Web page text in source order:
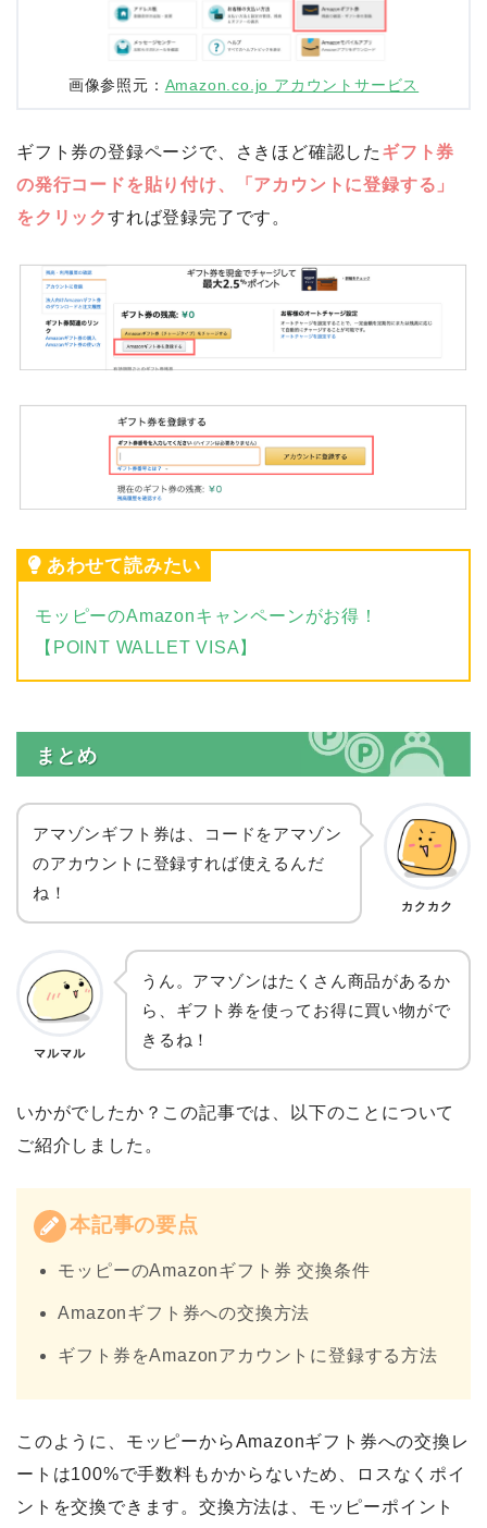
画像参照元： Amazon.co.jo アカウントサービス
ギフト券の登録ページで、さきほど確認した ギフト券
の発行コードを貼り付け、「アカウントに登録する」
をクリックすれば登録完了です。
あわせて読みたい
モッピーのAmazonキャンペーンがお得！
【POINT WALLET VISA】
まとめ
アマゾンギフト券は、コードをアマゾン
のアカウントに登録すれば使えるんだ
ね！
カクカク
マルマル
うん。アマゾンはたくさん商品があるか
ら、ギフト券を使ってお得に買い物がで
きるね！
いかがでしたか？この記事では、以下のことについて
ご紹介しました。
本記事の要点
モッピーのAmazonギフト券 交換条件
Amazonギフト券への交換方法
ギフト券をAmazonアカウントに登録する方法
このように、モッピーからAmazonギフト券への交換レ
ートは100%で手数料もかからないため、ロスなくポイ
ントを交換できます。交換方法は、モッピーポイント